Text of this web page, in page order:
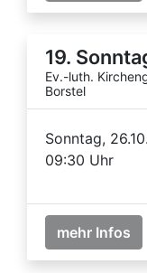
19.
Ev.-luth.
Borstel
Sonntag,
09:30 Uhr
mehr Infos